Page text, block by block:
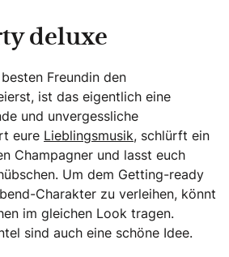
deluxe
Freundin den
ist das eigentlich eine
und unvergessliche
eure Lieblingsmusik, schlürft ein
Champagner und lasst euch
Um dem Getting-ready
Charakter zu verleihen, könnt
im gleichen Look tragen.
sind auch eine schöne Idee.